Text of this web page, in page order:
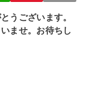
うございます。
ませ。お待ちし